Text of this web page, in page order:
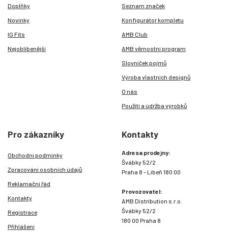
Doplňky
Novinky
IG Fits
Nejoblíbenější
Seznam značek
Konfigurátor kompletu
AMB Club
AMB věrnostní program
Slovníček pojmů
Výroba vlastních designů
O nás
Použití a údržba výrobků
Pro zákazníky
Obchodní podmínky
Zpracování osobních údajů
Reklamační řád
Kontakty
Registrace
Přihlášení
Kontakty
Adresa prodejny:
Švábky 52/2
Praha 8 - Libeň 180 00
Provozovatel:
AMB Distribution s.r.o.
Švábky 52/2
180 00 Praha 8